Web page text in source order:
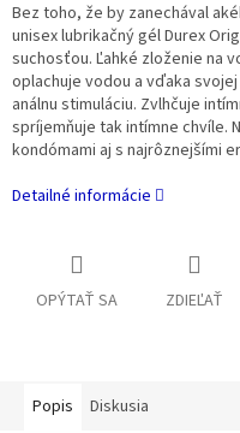
Bez toho, že by zanechával
unisex lubrikačný gél Durex
suchosťou. Ľahké zloženie na
oplachuje vodou a vďaka
análnu stimuláciu. Zvlhčuje
spríjemňuje tak intímne chvíle.
kondómami aj s najrôznejšími
Detailné informácie
OPÝTAŤ SA ZDIEĽAŤ
Popis Diskusia